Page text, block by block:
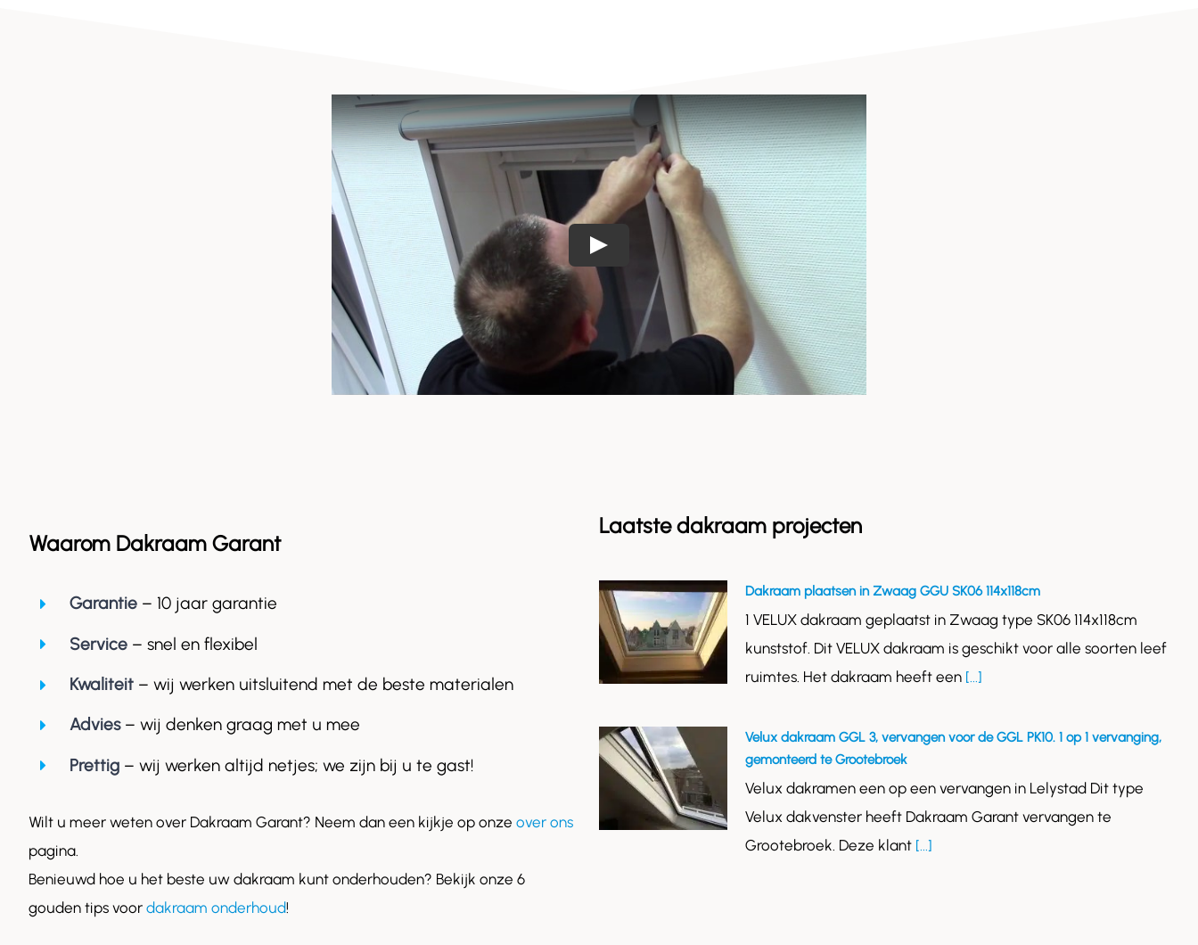
Waarom Dakraam Garant
Garantie– 10 jaar garantie
Service – snel en flexibel
Kwaliteit– wij werken uitsluitend met de beste materialen
Advies– wij denken graag met u mee
Prettig– wij werken altijd netjes; we zijn bij u te gast!
Wilt u meer weten over Dakraam Garant? Neem dan een kijkje op onze over ons
pagina.
Benieuwd hoe u het beste uw dakraam kunt onderhouden? Bekijk onze 6
gouden tips voor dakraam onderhoud!
Laatste dakraam projecten
Dakraam plaatsen in Zwaag GGU SK06 114x118cm
1 VELUX dakraam geplaatst in Zwaag type SK06 114x118cm
kunststof. Dit VELUX dakraam is geschikt voor alle soorten leef
ruimtes. Het dakraam heeft een [...]
Velux dakraam GGL 3, vervangen voor de GGL PK10. 1 op 1 vervanging,
gemonteerd te Grootebroek
Velux dakramen een op een vervangen in Lelystad Dit type
Velux dakvenster heeft Dakraam Garant vervangen te
Grootebroek. Deze klant [...]